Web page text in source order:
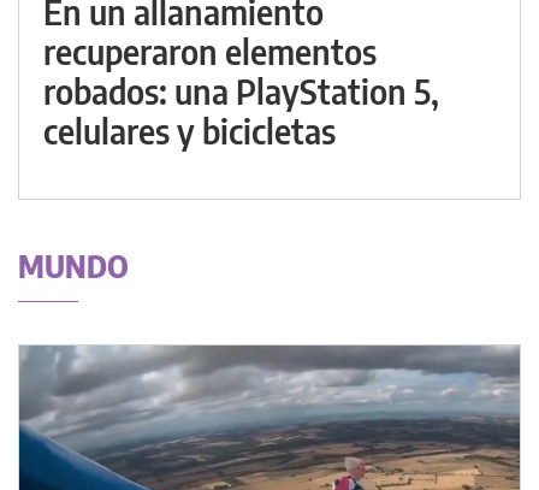
En un allanamiento
recuperaron elementos
robados: una PlayStation 5,
celulares y bicicletas
MUNDO